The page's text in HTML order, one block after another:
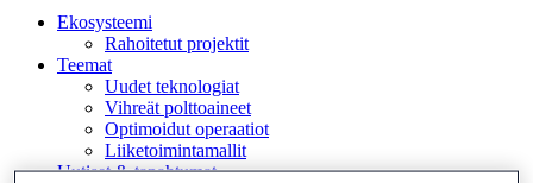
Ekosysteemi
Rahoitetut projektit
Teemat
Uudet teknologiat
Vihreät polttoaineet
Optimoidut operaatiot
Liiketoimintamallit
Uutiset & tapahtumat